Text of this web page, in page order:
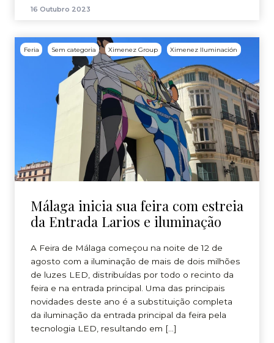
16 Outubro 2023
Feria Sem categoria Ximenez Group Ximenez Iluminación
Málaga inicia sua feira com estreia
da Entrada Larios e iluminação
A Feira de Málaga começou na noite de 12 de
agosto com a iluminação de mais de dois milhões
de luzes LED, distribuídas por todo o recinto da
feira e na entrada principal. Uma das principais
novidades deste ano é a substituição completa
da iluminação da entrada principal da feira pela
tecnologia LED, resultando em […]